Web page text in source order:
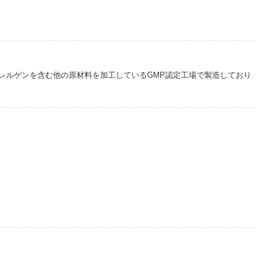
ゲンを含む他の原材料を加工しているGMP認定工場で製造しており